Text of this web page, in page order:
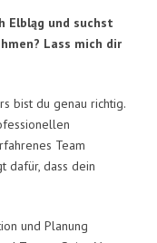
Elbląg und suchst
Lass mich dir
bist du genau richtig.
Team
dafür, dass dein
und Planung